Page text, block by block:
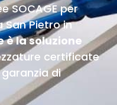
SOCAGE per
San Pietro in
è la soluzione
certificate
di